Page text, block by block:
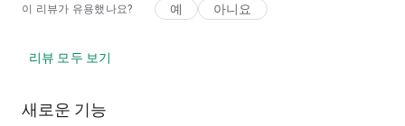
이 리뷰가 유용했나요? 예 아니요
리뷰 모두 보기
새로운 기능